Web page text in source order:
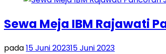
Sewa Meja IBM Rajawati
pada15 Juni 202315 Juni 2023